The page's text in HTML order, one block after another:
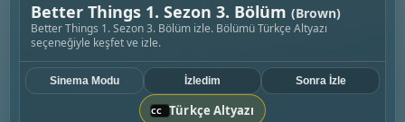
Better Things 1. Sezon 3. Bölüm (Brown)
Better Things 1. Sezon 3. Bölüm izle. Bölümü Türkçe Altyazı
seçeneğiyle keşfet ve izle.
Türkçe Altyazı
Sinema Modu İzledim Sonra İzle